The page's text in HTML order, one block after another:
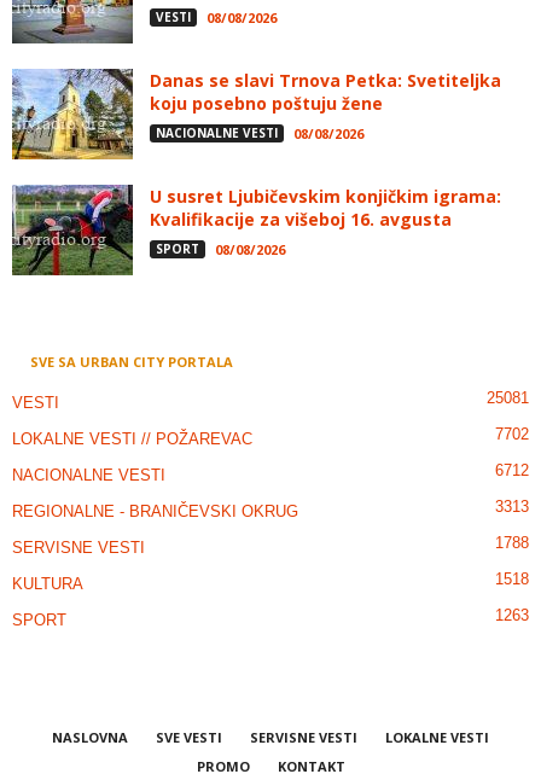
VESTI 08/08/2026
Danas se slavi Trnova Petka: Svetiteljka
koju posebno poštuju žene
NACIONALNE VESTI 08/08/2026
U susret Ljubičevskim konjičkim igrama:
Kvalifikacije za višeboj 16. avgusta
SPORT 08/08/2026
SVE SA URBAN CITY PORTALA
VESTI 25081
LOKALNE VESTI // POŽAREVAC 7702
NACIONALNE VESTI 6712
REGIONALNE - BRANIČEVSKI OKRUG 3313
SERVISNE VESTI 1788
KULTURA 1518
SPORT 1263
NASLOVNA SVE VESTI SERVISNE VESTI
LOKALNE VESTI
PROMO
KONTAKT